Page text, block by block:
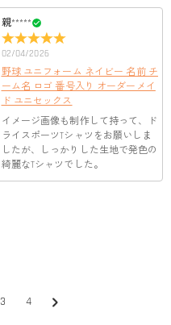
親*****
02/04/2026
野球 ユニフォーム ネイビー 名前 チ
ーム名 ロゴ 番号入り オーダーメイ
ド ユニセックス
イメージ画像も制作して持って、ド
ライスポーツTシャツをお願いしま
したが、しっかりした生地で発色の
綺麗なTシャツでした。
3 4